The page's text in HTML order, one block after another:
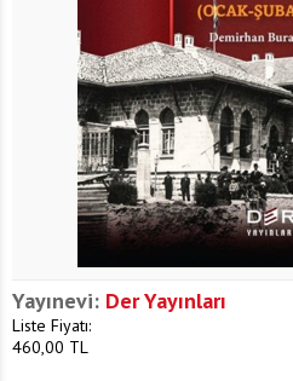
Yayınevi: Der Yayınları
Liste Fiyatı:
460,00 TL